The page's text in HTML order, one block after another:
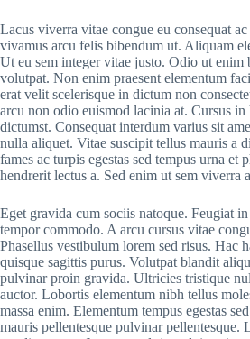
Lacus viverra vitae congue eu consequat
vivamus arcu felis bibendum ut. Aliquam
Ut eu sem integer vitae justo. Odio ut enim
volutpat. Non enim praesent elementum
erat velit scelerisque in dictum non
arcu non odio euismod lacinia at. Cursus in
dictumst. Consequat interdum varius sit
nulla aliquet. Vitae suscipit tellus mauris a
fames ac turpis egestas sed tempus urna et
hendrerit lectus a. Sed enim ut sem viverra
Eget gravida cum sociis natoque. Feugiat
tempor commodo. A arcu cursus vitae
Phasellus vestibulum lorem sed risus. Hac
quisque sagittis purus. Volutpat blandit
pulvinar proin gravida. Ultricies tristique
auctor. Lobortis elementum nibh tellus
massa enim. Elementum tempus egestas
mauris pellentesque pulvinar pellentesque.